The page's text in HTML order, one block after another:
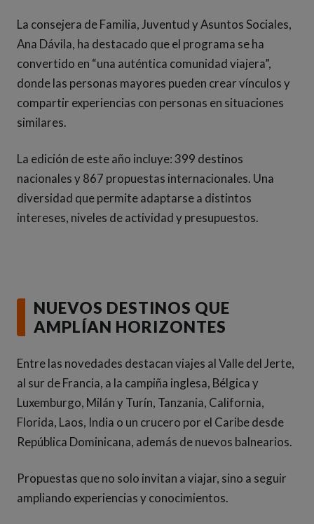
La consejera de Familia, Juventud y Asuntos Sociales,
Ana Dávila, ha destacado que el programa se ha
convertido en “una auténtica comunidad viajera”,
donde las personas mayores pueden crear vínculos y
compartir experiencias con personas en situaciones
similares.
La edición de este año incluye: 399 destinos
nacionales y 867 propuestas internacionales. Una
diversidad que permite adaptarse a distintos
intereses, niveles de actividad y presupuestos.
NUEVOS DESTINOS QUE
AMPLÍAN HORIZONTES
Entre las novedades destacan viajes al Valle del Jerte,
al sur de Francia, a la campiña inglesa, Bélgica y
Luxemburgo, Milán y Turín, Tanzania, California,
Florida, Laos, India o un crucero por el Caribe desde
República Dominicana, además de nuevos balnearios.
Propuestas que no solo invitan a viajar, sino a seguir
ampliando experiencias y conocimientos.